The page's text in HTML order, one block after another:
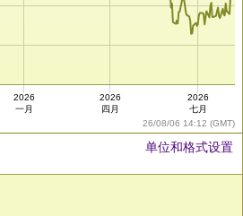
26/08/06 14:12 (GMT)
2026
一月
2026
四月
2026
七月
单位和格式设置